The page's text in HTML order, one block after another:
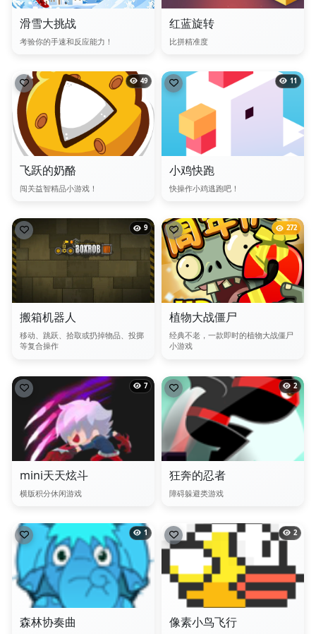
滑雪大挑战
考验你的手速和反应能力！
红蓝旋转
比拼精准度
49
飞跃的奶酪
闯关益智精品小游戏！
11
小鸡快跑
快操作小鸡逃跑吧！
9
搬箱机器人
移动、跳跃、拾取或扔掉物品、投掷
等复合操作
272
植物大战僵尸
经典不老，一款即时的植物大战僵尸
小游戏
7
mini天天炫斗
横版积分休闲游戏
2
狂奔的忍者
障碍躲避类游戏
1
森林协奏曲
2
像素小鸟飞行